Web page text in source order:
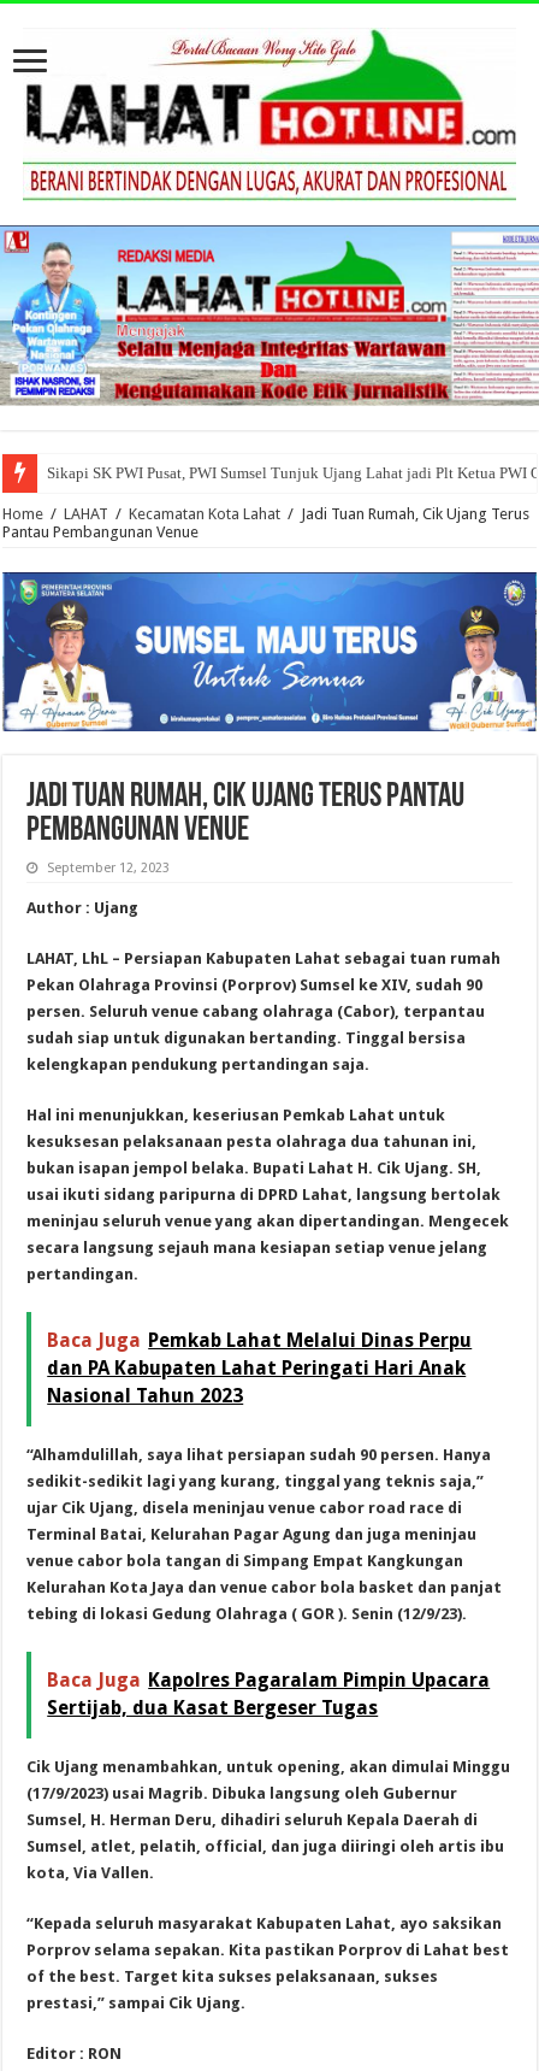
Sikapi SK PWI Pusat, PWI Sumsel Tunjuk Ujang Lahat jadi Plt Ketua PWI
Home / LAHAT / Kecamatan Kota Lahat / Jadi Tuan Rumah, Cik Ujang Terus
Pantau Pembangunan Venue
Jadi Tuan Rumah, Cik Ujang Terus Pantau
Pembangunan Venue
September 12, 2023
Author : Ujang
LAHAT, LhL – Persiapan Kabupaten Lahat sebagai tuan rumah
Pekan Olahraga Provinsi (Porprov) Sumsel ke XIV, sudah 90
persen. Seluruh venue cabang olahraga (Cabor), terpantau
sudah siap untuk digunakan bertanding. Tinggal bersisa
kelengkapan pendukung pertandingan saja.
Hal ini menunjukkan, keseriusan Pemkab Lahat untuk
kesuksesan pelaksanaan pesta olahraga dua tahunan ini,
bukan isapan jempol belaka. Bupati Lahat H. Cik Ujang. SH,
usai ikuti sidang paripurna di DPRD Lahat, langsung bertolak
meninjau seluruh venue yang akan dipertandingan. Mengecek
secara langsung sejauh mana kesiapan setiap venue jelang
pertandingan.
Baca Juga Pemkab Lahat Melalui Dinas Perpu
dan PA Kabupaten Lahat Peringati Hari Anak
Nasional Tahun 2023
“Alhamdulillah, saya lihat persiapan sudah 90 persen. Hanya
sedikit-sedikit lagi yang kurang, tinggal yang teknis saja,”
ujar Cik Ujang, disela meninjau venue cabor road race di
Terminal Batai, Kelurahan Pagar Agung dan juga meninjau
venue cabor bola tangan di Simpang Empat Kangkungan
Kelurahan Kota Jaya dan venue cabor bola basket dan panjat
tebing di lokasi Gedung Olahraga ( GOR ). Senin (12/9/23).
Baca Juga Kapolres Pagaralam Pimpin Upacara
Sertijab, dua Kasat Bergeser Tugas
Cik Ujang menambahkan, untuk opening, akan dimulai Minggu
(17/9/2023) usai Magrib. Dibuka langsung oleh Gubernur
Sumsel, H. Herman Deru, dihadiri seluruh Kepala Daerah di
Sumsel, atlet, pelatih, official, dan juga diiringi oleh artis ibu
kota, Via Vallen.
“Kepada seluruh masyarakat Kabupaten Lahat, ayo saksikan
Porprov selama sepakan. Kita pastikan Porprov di Lahat best
of the best. Target kita sukses pelaksanaan, sukses
prestasi,” sampai Cik Ujang.
Editor : RON